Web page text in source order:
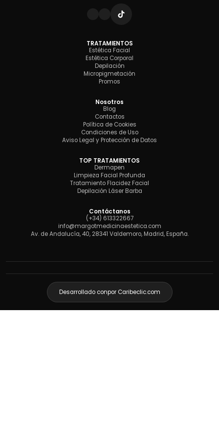
TRATAMIENTOS
Estética Facial
Estética Corporal
Depilación
Micropigmetación
Promos
Nosotros
Blog
Contactos
Política de Cookies
Condiciones de Uso
Aviso Legal y Protección de Datos
TOP TRATAMIENTOS
Dermapen
Limpieza Facial Profunda
Tratamiento Flacidez Facial
Depilación Láser Barba
Contáctanos
(+34) 613322667
info@margotmedicinaestetica.com
Av. de Andalucía, 40, 28341 Valdemoro, Madrid, España.
Desarrollado conpor Caribeclic.com